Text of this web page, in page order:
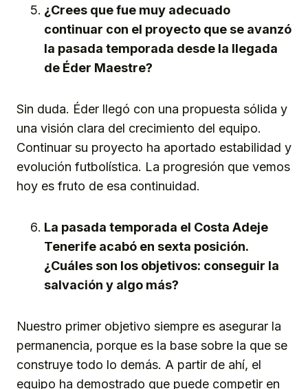
¿Crees que fue muy adecuado
continuar con el proyecto que se avanzó
la pasada temporada desde la llegada
de Éder Maestre?
Sin duda. Éder llegó con una propuesta sólida y
una visión clara del crecimiento del equipo.
Continuar su proyecto ha aportado estabilidad y
evolución futbolística. La progresión que vemos
hoy es fruto de esa continuidad.
La pasada temporada el Costa Adeje
Tenerife acabó en sexta posición.
¿Cuáles son los objetivos: conseguir la
salvación y algo más?
Nuestro primer objetivo siempre es asegurar la
permanencia, porque es la base sobre la que se
construye todo lo demás. A partir de ahí, el
equipo ha demostrado que puede competir en